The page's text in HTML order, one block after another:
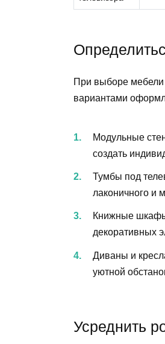
При выборе
вариантами
Модульные
создать
Тумбы под
лаконичного и
Книжные шкафы
декоративных
Диваны и
уютной
Усреднить